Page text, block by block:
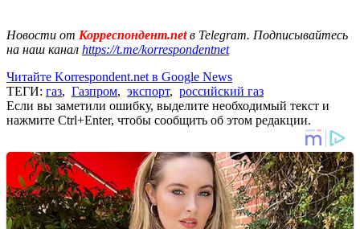
Новости от Корреспондент.netв Telegram. Подписывайтесь
на наш канал https://t.me/korrespondentnet
Читайте Korrespondent.net в Google News
ТЕГИ: газ, Газпром, экспорт, российский газ
Если вы заметили ошибку, выделите необходимый текст и
нажмите Ctrl+Enter, чтобы сообщить об этом редакции.